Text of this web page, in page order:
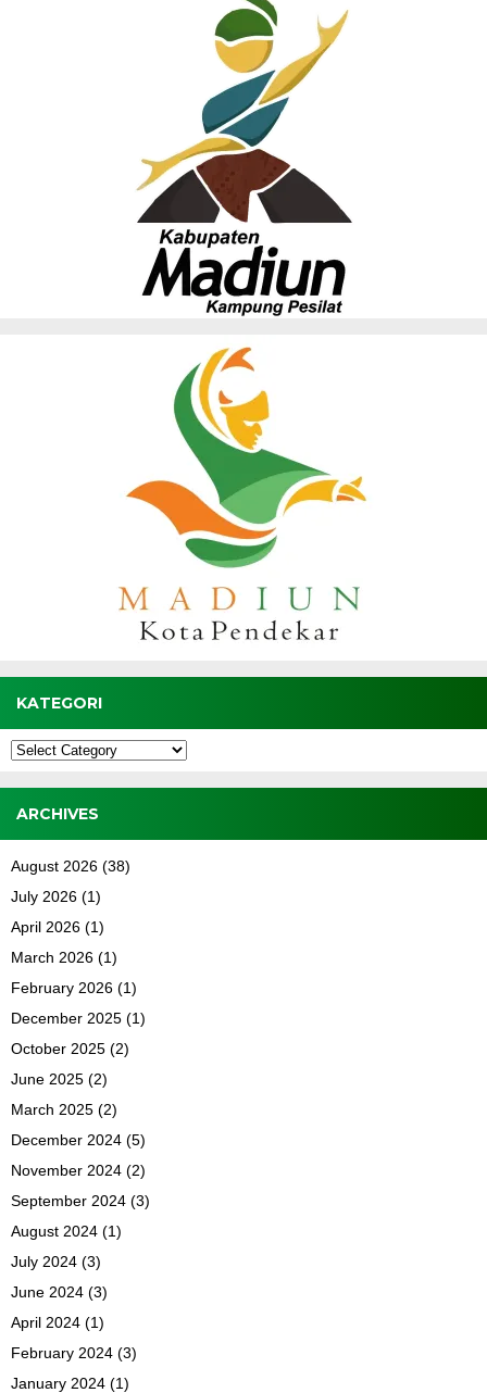
KATEGORI
Kategori
ARCHIVES
August 2026 (38)
July 2026 (1)
April 2026 (1)
March 2026 (1)
February 2026 (1)
December 2025 (1)
October 2025 (2)
June 2025 (2)
March 2025 (2)
December 2024 (5)
November 2024 (2)
September 2024 (3)
August 2024 (1)
July 2024 (3)
June 2024 (3)
April 2024 (1)
February 2024 (3)
January 2024 (1)